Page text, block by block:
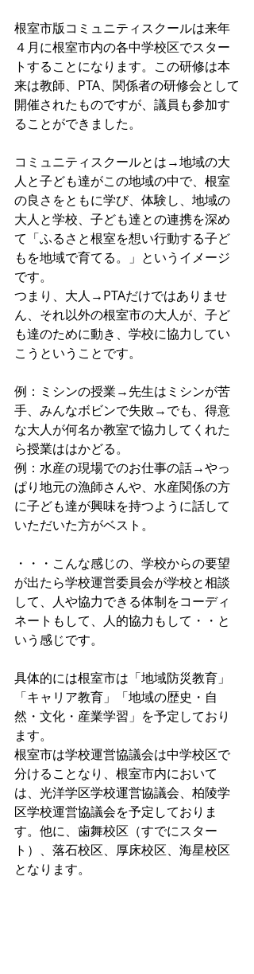
根室市版コミュニティスクールは来年
４月に根室市内の各中学校区でスター
トすることになります。この研修は本
来は教師、PTA、関係者の研修会として
開催されたものですが、議員も参加す
ることができました。
コミュニティスクールとは→地域の大
人と子ども達がこの地域の中で、根室
の良さをともに学び、体験し、地域の
大人と学校、子ども達との連携を深め
て「ふるさと根室を想い行動する子ど
もを地域で育てる。」というイメージ
です。
つまり、大人→PTAだけではありませ
ん、それ以外の根室市の大人が、子ど
も達のために動き、学校に協力してい
こうということです。
例：ミシンの授業→先生はミシンが苦
手、みんなボビンで失敗→でも、得意
な大人が何名か教室で協力してくれた
ら授業ははかどる。
例：水産の現場でのお仕事の話→やっ
ぱり地元の漁師さんや、水産関係の方
に子ども達が興味を持つように話して
いただいた方がベスト。
・・・こんな感じの、学校からの要望
が出たら学校運営委員会が学校と相談
して、人や協力できる体制をコーディ
ネートもして、人的協力もして・・と
いう感じです。
具体的には根室市は「地域防災教育」
「キャリア教育」「地域の歴史・自
然・文化・産業学習」を予定しており
ます。
根室市は学校運営協議会は中学校区で
分けることなり、根室市内において
は、光洋学区学校運営協議会、柏陵学
区学校運営協議会を予定しておりま
す。他に、歯舞校区（すでにスター
ト）、落石校区、厚床校区、海星校区
となります。